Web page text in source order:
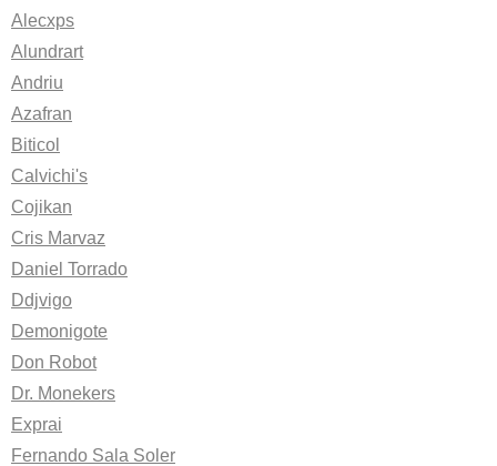
Alecxps
Alundrart
Andriu
Azafran
Biticol
Calvichi's
Cojikan
Cris Marvaz
Daniel Torrado
Ddjvigo
Demonigote
Don Robot
Dr. Monekers
Exprai
Fernando Sala Soler